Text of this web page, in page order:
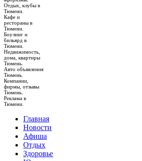
Отдых, клубы в
Тюмени.
Кафе и
рестораны в
Тюмени.
Боулинг и
бильярд в
Тюмени.
Недвижимость,
дома, квартиры
Тюмень.
Авто объявления
Тюмень.
Компании,
фирмы, отзывы
Тюмень.
Реклама в
Тюмени.
Главная
Новости
Афиша
Отдых
Здоровье